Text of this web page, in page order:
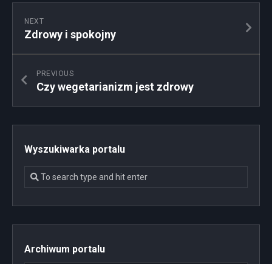
NEXT
Zdrowy i spokojny
PREVIOUS
Czy wegetarianizm jest zdrowy
Wyszukiwarka portalu
Archiwum portalu